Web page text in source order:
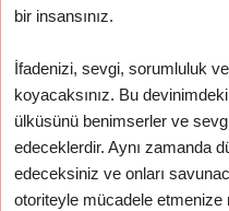
bir insansınız.
İfadenizi, sevgi, sorumluluk
koyacaksınız. Bu
ülküsünü benimserler ve
edeceklerdir. Aynı zamanda
edeceksiniz ve onları
otoriteyle mücadele etmenize